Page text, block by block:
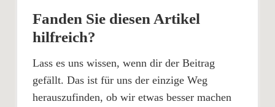
Fanden Sie diesen Artikel
hilfreich?
Lass es uns wissen, wenn dir der Beitrag
gefällt. Das ist für uns der einzige Weg
herauszufinden, ob wir etwas besser machen